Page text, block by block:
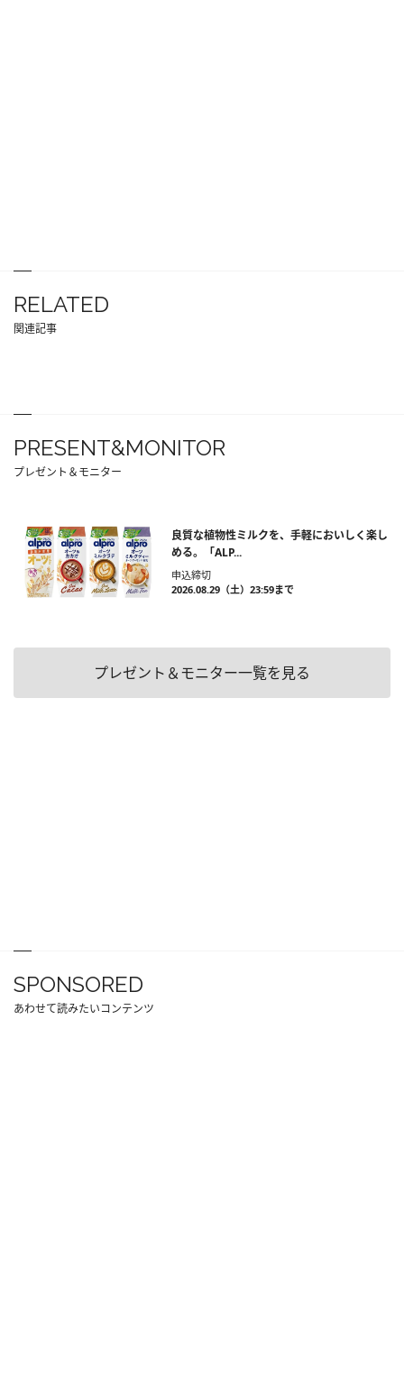
RELATED
関連記事
PRESENT&MONITOR
プレゼント＆モニター
良質な植物性ミルクを、手軽においしく楽し
める。「ALP...
申込締切
2026.08.29（土）23:59まで
プレゼント＆モニター一覧を見る
SPONSORED
あわせて読みたいコンテンツ